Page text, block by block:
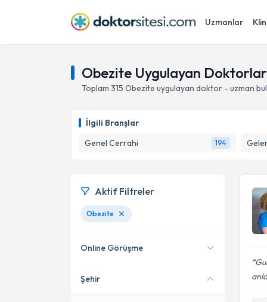
Uzmanlar
Obezite Uygulayan
Toplam 315 Obezite uygulayan doktor - uzman
İlgili Branşlar
Genel Cerrahi
194
Aktif Filtreler
Obezite
Online Görüşme
Online danışmanlık sunan
Şehir